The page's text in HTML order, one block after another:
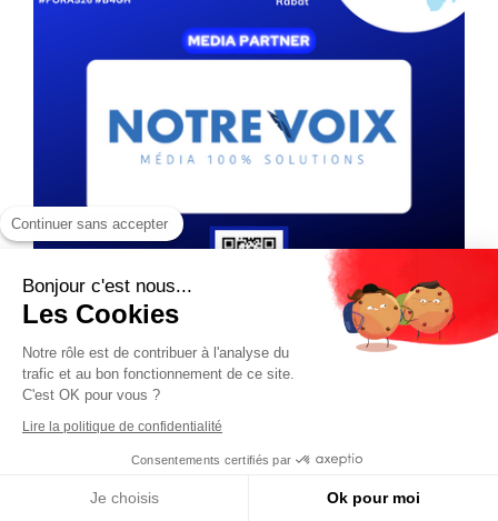
Continuer sans accepter
Bonjour c'est nous...
Les Cookies
Notre rôle est de contribuer à l'analyse du
trafic et au bon fonctionnement de ce site.
C'est OK pour vous ?
Lire la politique de confidentialité
Consentements certifiés par
Je choisis Ok pour moi